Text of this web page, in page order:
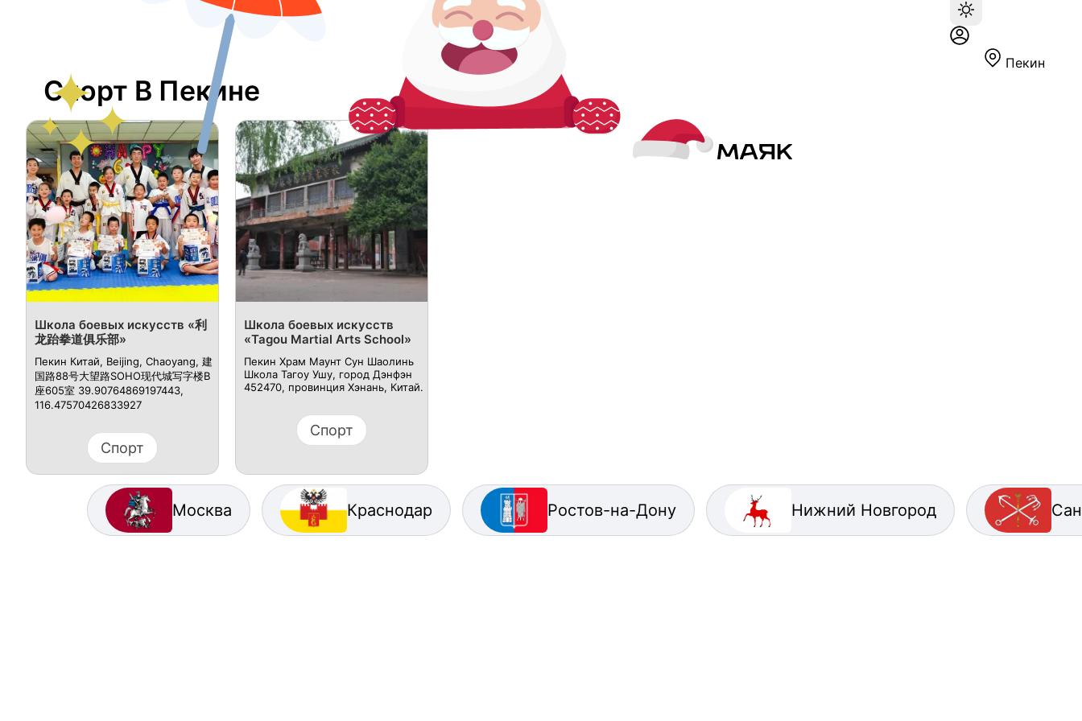
Пекин
Спорт В Пекине
Школа боевых искусств «利
龙跆拳道俱乐部»
Пекин Китай, Beijing, Chaoyang, 建
国路88号大望路SOHO现代城写字楼B
座605室 39.90764869197443,
116.47570426833927
Спорт
Школа боевых искусств
«Tagou Martial Arts School»
Пекин Храм Маунт Сун Шаолинь
Школа Тагоу Ушу, город Дэнфэн
452470, провинция Хэнань, Китай.
Спорт
Москва Краснодар Ростов-на-Дону Нижний Новгород